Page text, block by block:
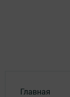
Главная